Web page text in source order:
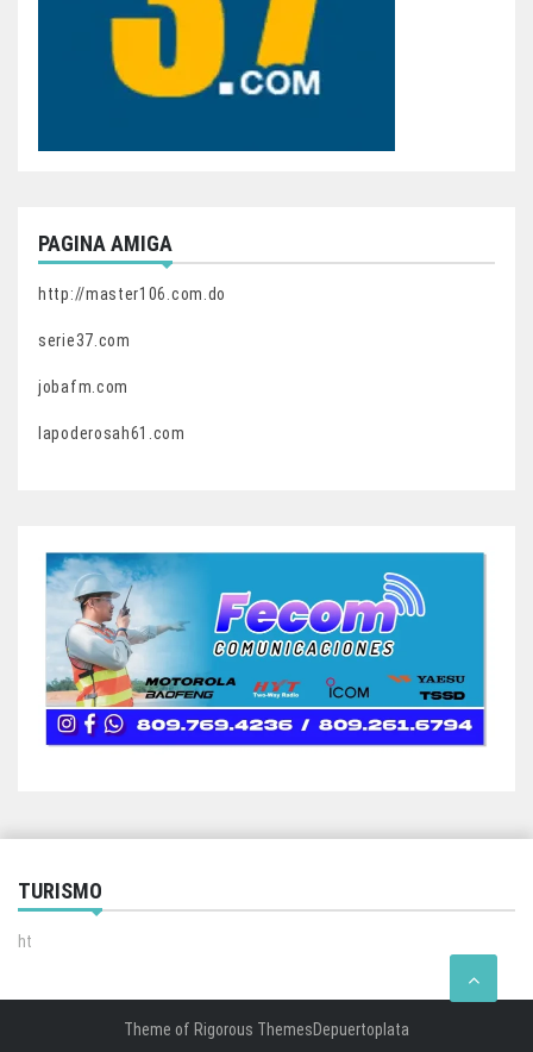
PAGINA AMIGA
http://master106.com.do
serie37.com
jobafm.com
lapoderosah61.com
TURISMO
ht
Theme of Rigorous ThemesDepuertoplata